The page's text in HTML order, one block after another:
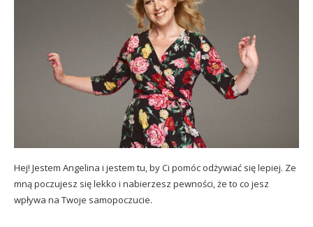
Hej! Jestem Angelina i jestem tu, by Ci pomóc odżywiać się lepiej. Ze
mną poczujesz się lekko i nabierzesz pewności, że to co jesz
wpływa na Twoje samopoczucie.